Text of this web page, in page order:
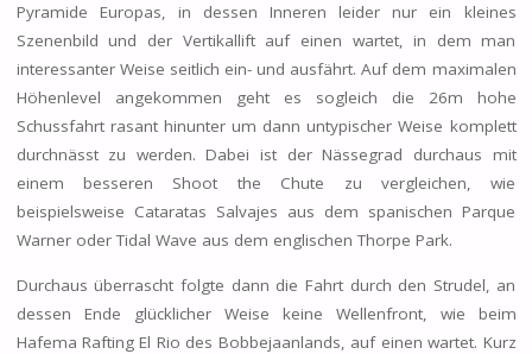
Pyramide Europas, in dessen Inneren leider nur ein kleines
Szenenbild und der Vertikallift auf einen wartet, in dem man
interessanter Weise seitlich ein- und ausfährt. Auf dem maximalen
Höhenlevel angekommen geht es sogleich die 26m hohe
Schussfahrt rasant hinunter um dann untypischer Weise komplett
durchnässt zu werden. Dabei ist der Nässegrad durchaus mit
einem besseren Shoot the Chute zu vergleichen, wie
beispielsweise Cataratas Salvajes aus dem spanischen Parque
Warner oder Tidal Wave aus dem englischen Thorpe Park.
Durchaus überrascht folgte dann die Fahrt durch den Strudel, an
dessen Ende glücklicher Weise keine Wellenfront, wie beim
Hafema Rafting El Rio des Bobbejaanlands, auf einen wartet. Kurz